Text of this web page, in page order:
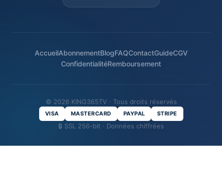
AccueilAbonnementBlogFAQContactGuideCGV
ConfidentialitéRemboursement
© 2026 KING365TV · Tous droits réservés
VISA MASTERCARD PAYPAL STRIPE
🔒 SSL 256-bit · Données chiffrées